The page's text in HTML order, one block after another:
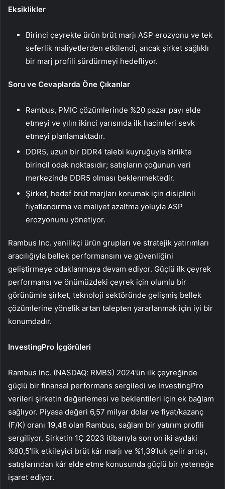
Eksiklikler
Birinci çeyrekte ürün brüt marjı ASP erozyonu ve tek
seferlik maliyetlerden etkilendi, ancak şirket sağlıklı
bir marj profili sürdürmeyi hedefliyor.
Soru ve Cevaplarda Öne Çıkanlar
Rambus, PMIC çözümlerinde %20 pazar payı elde
etmeyi ve yılın ikinci yarısında ilk hacimleri sevk
etmeyi planlamaktadır.
DDR5, uzun bir DDR4 talebi kuyruğuyla birlikte
birincil odak noktasıdır; satışların çoğunun veri
merkezinde DDR5 olması beklenmektedir.
Şirket, hedef brüt marjları korumak için disiplinli
fiyatlandırma ve maliyet azaltma yoluyla ASP
erozyonunu yönetiyor.
Rambus Inc. yenilikçi ürün grupları ve stratejik yatırımları
aracılığıyla bellek performansını ve güvenliğini
geliştirmeye odaklanmaya devam ediyor. Güçlü ilk çeyrek
performansı ve önümüzdeki çeyrek için olumlu bir
görünümle şirket, teknoloji sektöründe gelişmiş bellek
çözümlerine yönelik artan talepten yararlanmak için iyi bir
konumdadır.
InvestingPro İçgörüleri
Rambus Inc. (NASDAQ: RMBS) 2024’ün ilk çeyreğinde
güçlü bir finansal performans sergiledi ve InvestingPro
verileri şirketin değerlemesi ve beklentileri için ek bağlam
sağlıyor. Piyasa değeri 6,57 milyar dolar ve fiyat/kazanç
(F/K) oranı 19,48 olan Rambus, sağlam bir yatırım profili
sergiliyor. Şirketin 1Ç 2023 itibarıyla son on iki aydaki
%80,5’lik etkileyici brüt kâr marjı ve %1,39’luk gelir artışı,
satışlarından kâr elde etme konusunda güçlü bir yeteneğe
işaret ediyor.